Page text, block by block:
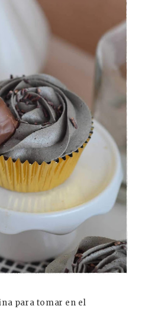
para tomar en el